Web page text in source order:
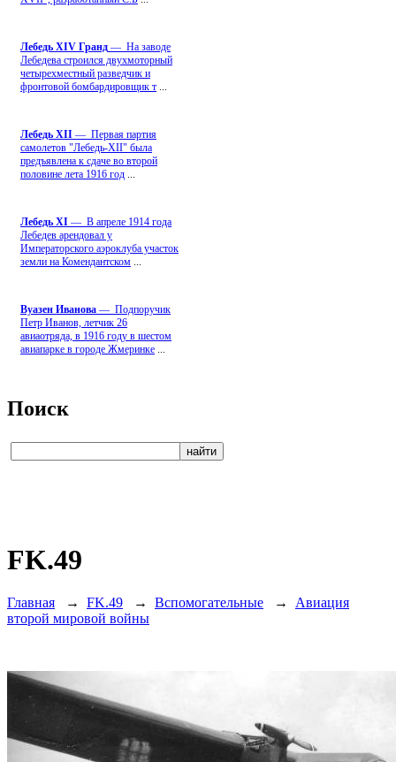
Лебедь ХIV Гранд — На заводе
Лебедева строился двухмоторный
четырехместный разведчик и
фронтовой бомбардировщик т
Лебедь ХII — Первая партия
самолетов "Лебедь-ХII" была
предъявлена к сдаче во второй
половине лета 1916 год
Лебедь ХI — В апреле 1914 года
Лебедев арендовал у
Императорского аэроклуба участок
земли на Комендантском
Вуазен Иванова — Подпоручик
Петр Иванов, летчик 26
авиаотряда, в 1916 году в шестом
авиапарке в городе Жмеринке
Поиск
FK.49
Главная → FK.49 → Вспомогательные → Авиация
второй мировой войны